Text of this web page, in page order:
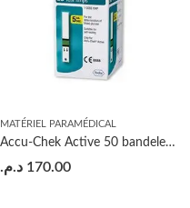
MATÉRIEL PARAMÉDICAL
Accu-Chek Active 50 bandelettes de test de la glycémie
170.00 د.م.